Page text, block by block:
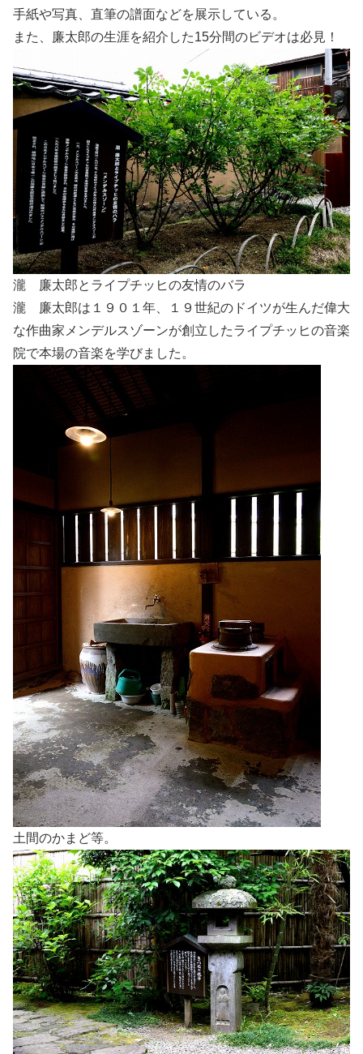
手紙や写真、直筆の譜面などを展示している。
また、廉太郎の生涯を紹介した15分間のビデオは必見！
瀧 廉太郎とライプチッヒの友情のバラ
瀧 廉太郎は１９０１年、１９世紀のドイツが生んだ偉大
な作曲家メンデルスゾーンが創立したライプチッヒの音楽
院で本場の音楽を学びました。
土間のかまど等。